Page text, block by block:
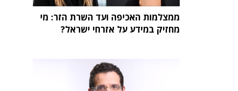
ממצלמות האכיפה ועד השרת הזר: מי
מחזיק במידע על אזרחי ישראל?